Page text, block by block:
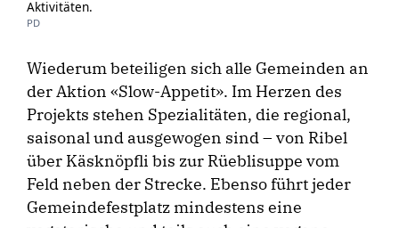
Aktivitäten.
PD
Wiederum beteiligen sich alle Gemeinden an
der Aktion «Slow-Appetit». Im Herzen des
Projekts stehen Spezialitäten, die regional,
saisonal und ausgewogen sind – von Ribel
über Käsknöpfli bis zur Rüeblisuppe vom
Feld neben der Strecke. Ebenso führt jeder
Gemeindefestplatz mindestens eine